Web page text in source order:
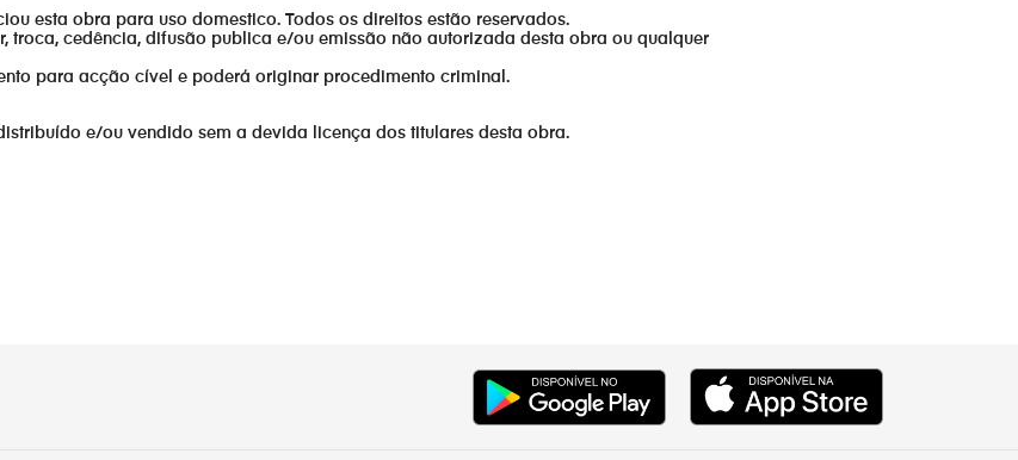
esta obra para uso domestico. Todos os direitos estão reservados.
troca, cedência, difusão publica e/ou emissão não autorizada desta obra ou qualquer
para acção cível e poderá originar procedimento criminal.
e/ou vendido sem a devida licença dos titulares desta obra.